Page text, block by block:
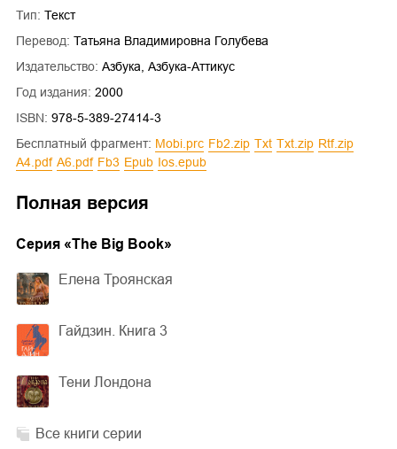
Тип: Текст
Перевод: Татьяна Владимировна Голубева
Издательство: Азбука, Азбука-Аттикус
Год издания: 2000
ISBN: 978-5-389-27414-3
Бесплатный фрагмент:
mobi.prc fb2.zip txt txt.zip
rtf.zip
a4.pdf
a6.pdf fb3 epub ios.epub
Полная версия
Cерия «The Big Book»
Елена Троянская
Гайдзин. Книга 3
Тени Лондона
Все книги серии